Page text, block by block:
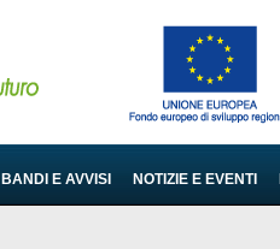
BANDI E AVVISI NOTIZIE E EVENTI